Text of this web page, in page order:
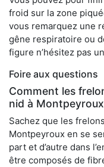
froid sur la zone
vous remarquez une
gêne respiratoire ou
figure n’hésitez pas
Foire aux questions
Comment les
nid à
Sachez que les
Montpeyroux en se
part et d’autre dans
être composés de